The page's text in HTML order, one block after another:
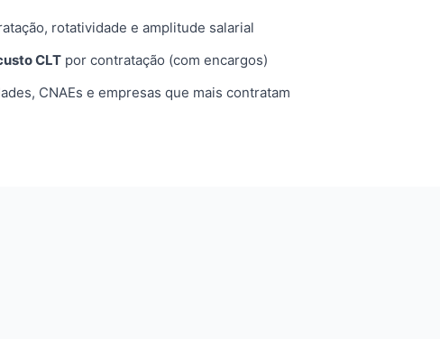
rotatividade e amplitude salarial
CLT por contratação (com encargos)
CNAEs e empresas que mais contratam